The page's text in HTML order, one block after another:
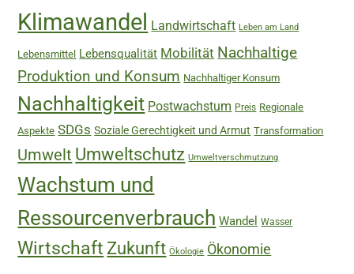
Klimawandel Landwirtschaft Leben am Land
Lebensmittel Lebensqualität Mobilität Nachhaltige
Produktion und Konsum Nachhaltiger Konsum
Nachhaltigkeit Postwachstum Preis Regionale
Aspekte SDGs Soziale Gerechtigkeit und Armut Transformation
Umwelt Umweltschutz Umweltverschmutzung
Wachstum und
Ressourcenverbrauch Wandel Wasser
Wirtschaft Zukunft Ökologie Ökonomie